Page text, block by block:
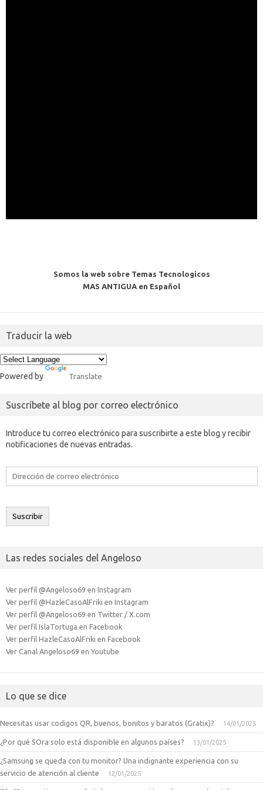
Somos la web sobre Temas Tecnologicos
MAS ANTIGUA en Español
Traducir la web
Powered by Translate
Suscríbete al blog por correo electrónico
Introduce tu correo electrónico para suscribirte a este blog y recibir
notificaciones de nuevas entradas.
Dirección
electrónico
Suscribir
Las redes sociales del Angeloso
Ver perfil @Angeloso69 en Instagram
Ver perfil @HazleCasoAlFriki en Instagram
Ver perfil @Angeloso69 en Twitter / X.com
Ver perfil IslaTortuga en Facebook
Ver perfil HazleCasoAlFriki en Facebook
Ver Canal Angeloso69 en Youtube
Lo que se dice
Necesitas usar codigos QR, buenos, bonitos y baratos (Gratix)? 14/01/2025
¿Por qué SOra solo está disponible en algunos países? 13/01/2025
¿Samsung se queda con tu monitor? Una indignante experiencia con su
servicio de atención al cliente
12/01/2025